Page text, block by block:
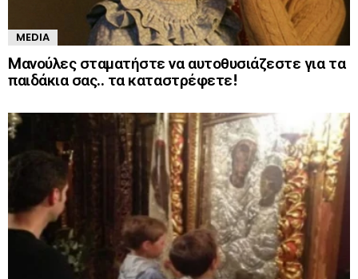
MEDIA
Mανούλες σταματήστε να αυτοθυσιάζεστε για τα
παιδάκια σας.. τα καταστρέφετε!